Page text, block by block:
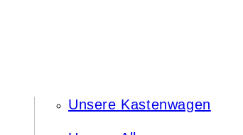
Unsere Kastenwagen